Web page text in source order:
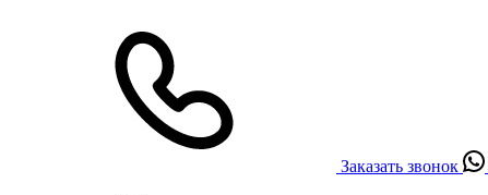
Заказать звонок